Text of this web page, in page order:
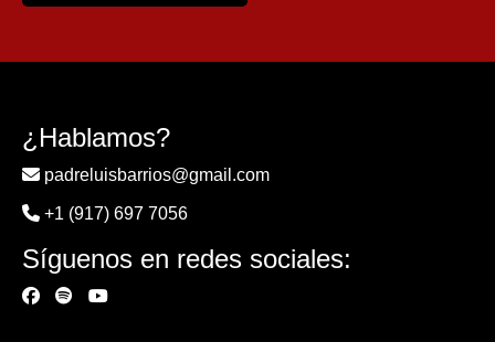
¿Hablamos?
padreluisbarrios@gmail.com
+1 (917) 697 7056
Síguenos en redes sociales: